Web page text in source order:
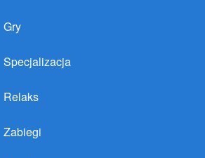
Gry
Specjalizacja
Relaks
Zabiegi